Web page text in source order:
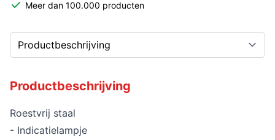
Meer dan 100.000 producten
Productbeschrijving
Roestvrij staal
- Indicatielampje